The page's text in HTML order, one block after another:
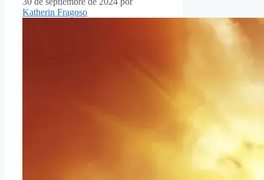
Katherin Fragoso